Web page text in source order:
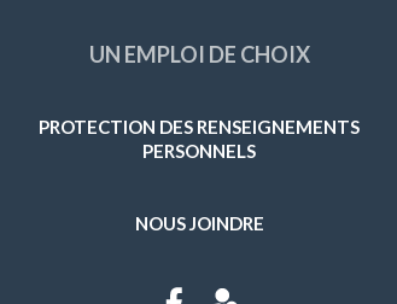
APPROVISIONNEMENT ET AUTRES COURSES
UN EMPLOI DE CHOIX
PROTECTION DES RENSEIGNEMENTS
PERSONNELS
NOUS JOINDRE